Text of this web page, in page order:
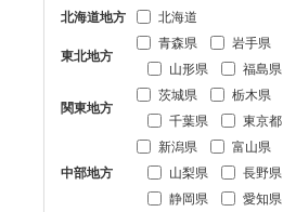
北海道地方
北海道
東北地方
青森県 岩手県
山形県
福島県
関東地方
茨城県 栃木県
千葉県
東京都
中部地方
新潟県 富山県
山梨県
長野県
静岡県
愛知県